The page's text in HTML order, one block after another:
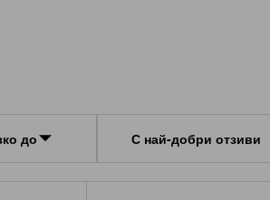
до С най-добри отзиви